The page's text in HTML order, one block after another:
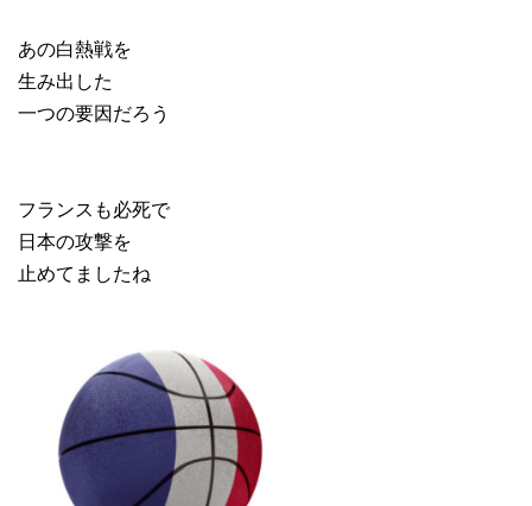
あの白熱戦を
生み出した
一つの要因だろう
フランスも必死で
日本の攻撃を
止めてましたね